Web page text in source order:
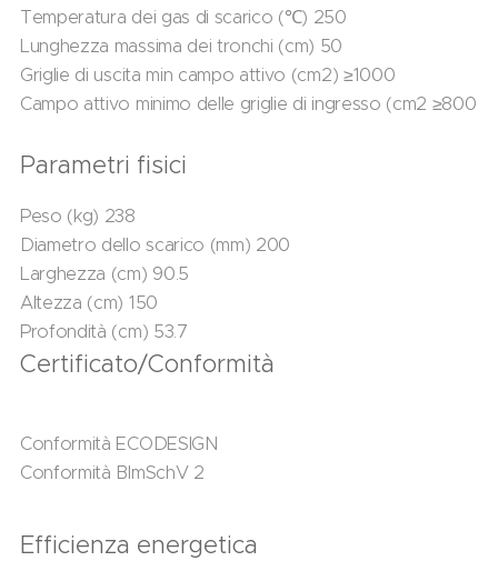
Temperatura dei gas di scarico (℃) 250
Lunghezza massima dei tronchi (cm) 50
Griglie di uscita min campo attivo (cm2) ≥1000
Campo attivo minimo delle griglie di ingresso (cm2 ≥800
Parametri fisici
Peso (kg) 238
Diametro dello scarico (mm) 200
Larghezza (cm) 90.5
Altezza (cm) 150
Profondità (cm) 53.7
Certificato/Conformità
Conformità ECODESIGN
Conformità BImSchV 2
Efficienza energetica